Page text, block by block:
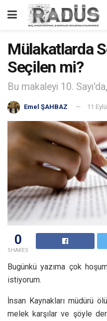
Mülakatlarda
Seçilen mi?
Bu makaleyi 10.
Emel ŞAHBAZ 11
0
SHARES
Bugünkü yazıma çok
istiyorum.
İnsan Kaynakları müdürü
melek karşılar ve şöyle